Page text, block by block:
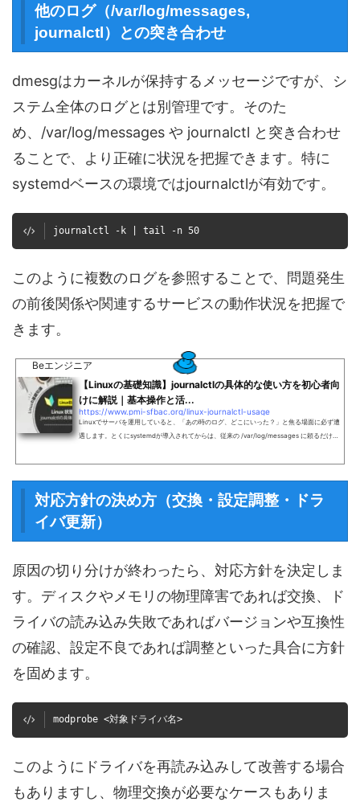
他のログ（/var/log/messages,
journalctl）との突き合わせ
dmesgはカーネルが保持するメッセージですが、シ
ステム全体のログとは別管理です。そのた
め、/var/log/messages や journalctl と突き合わせ
ることで、より正確に状況を把握できます。特に
systemdベースの環境ではjournalctlが有効です。
journalctl -k | tail -n 50
このように複数のログを参照することで、問題発生
の前後関係や関連するサービスの動作状況を把握で
きます。
Beエンジニア
【Linuxの基礎知識】journalctlの具体的な使い方を初心者向
けに解説｜基本操作と活...
https://www.pmi-sfbac.org/linux-journalctl-usage
Linuxでサーバを運用していると、「あの時のログ、どこにいった？」と焦る場面に必ず遭
遇します。とくにsystemdが導入されてからは、従来の /var/log/messages に頼るだけで
本操作から、実務で役立つ活用例までを初心者向けにわかりやすく解説します。よく使うjo
場...
対応方針の決め方（交換・設定調整・ドラ
イバ更新）
原因の切り分けが終わったら、対応方針を決定しま
す。ディスクやメモリの物理障害であれば交換、ド
ライバの読み込み失敗であればバージョンや互換性
の確認、設定不良であれば調整といった具合に方針
を固めます。
modprobe <対象ドライバ名>
このようにドライバを再読み込みして改善する場合
もありますし、物理交換が必要なケースもありま